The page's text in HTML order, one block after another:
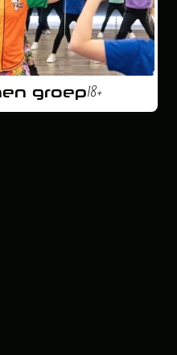
groep18+